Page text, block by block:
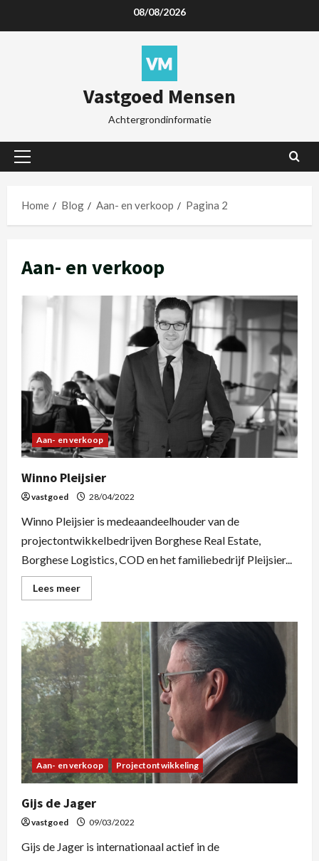
08/08/2026
Vastgoed Mensen
Achtergrondinformatie
Home Blog Aan- en verkoop Pagina 2
Aan- en verkoop
Aan- en verkoop
Winno Pleijsier
vastgoed 28/04/2022
Winno Pleijsier is medeaandeelhouder van de
projectontwikkelbedrijven Borghese Real Estate,
Borghese Logistics, COD en het familiebedrijf Pleijsier...
Lees meer
Aan- en verkoop Projectontwikkeling
Gijs de Jager
vastgoed 09/03/2022
Gijs de Jager is internationaal actief in de